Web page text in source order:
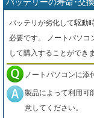
バッテリーの寿命･交
バッテリが劣化して駆動
必要です。 ノートパソ
して購入することができま
ノートパソコンに添
製品によって利用可
意してください。